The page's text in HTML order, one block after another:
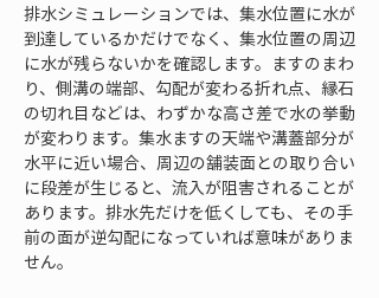
排水シミュレーションでは、集水位置に水が
到達しているかだけでなく、集水位置の周辺
に水が残らないかを確認します。ますのまわ
り、側溝の端部、勾配が変わる折れ点、縁石
の切れ目などは、わずかな高さ差で水の挙動
が変わります。集水ますの天端や溝蓋部分が
水平に近い場合、周辺の舗装面との取り合い
に段差が生じると、流入が阻害されることが
あります。排水先だけを低くしても、その手
前の面が逆勾配になっていれば意味がありま
せん。